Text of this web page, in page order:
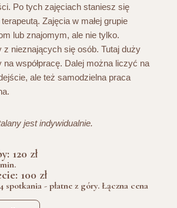
Po tych zajęciach staniesz się
Zajęcia w małej grupie
lub znajomym, ale nie tylko.
z nieznających się osób. Tutaj duży
współpracę. Dalej można liczyć na
ale też samodzielna praca
jest indywidualnie.
120 zł
100 zł
spotkania - płatne z góry. Łączna cena